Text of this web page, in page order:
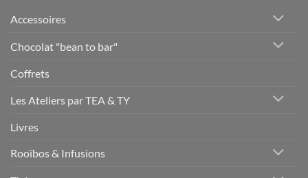
Accessoires
Chocolat "bean to bar"
Coffrets
Les Ateliers par TEA & TY
Livres
Rooïbos & Infusions